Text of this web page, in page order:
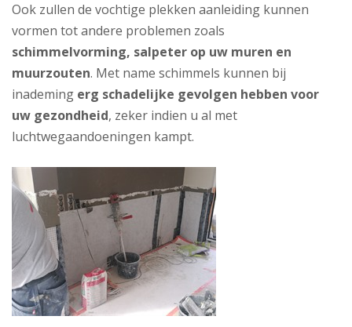
Ook zullen de vochtige plekken aanleiding kunnen
vormen tot andere problemen zoals
schimmelvorming, salpeter op uw muren en
muurzouten. Met name schimmels kunnen bij
inademing erg schadelijke gevolgen hebben voor
uw gezondheid, zeker indien u al met
luchtwegaandoeningen kampt.